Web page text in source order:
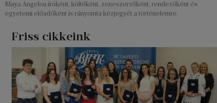
Maya Angelou íróként, költőként, zeneszerzőként, rendezőként és
egyetemi előadóként is rányomta kézjegyét a történelemre.
Friss cikkeink